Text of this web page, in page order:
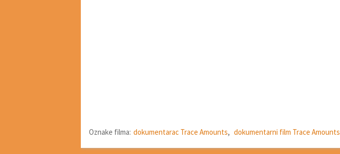
Oznake filma: dokumentarac Trace Amounts, dokumentarni film Trace Amounts